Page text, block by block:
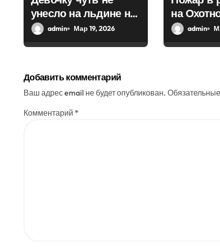
а
п
с
я
м
унесло на льдине на
Волге в Твери
admin Мар 19, 2026
на
удалось
admin
Добавить комментарий
Ваш адрес email не будет опубликован.
Комментарий *